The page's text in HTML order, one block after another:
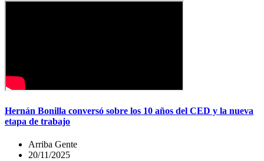
Hernán Bonilla conversó sobre los 10 años del CED y la nueva
etapa de trabajo
Arriba Gente
20/11/2025